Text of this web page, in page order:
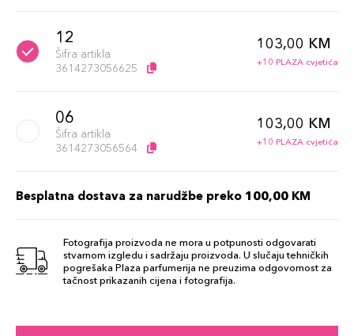
12
Šifra artikla
3614273056625
103,00 KM
+10 PLAZA cvjetića
06
Šifra artikla
3614273056564
103,00 KM
+10 PLAZA cvjetića
Besplatna dostava za narudžbe preko 100,00 KM
Fotografija proizvoda ne mora u potpunosti odgovarati
stvarnom izgledu i sadržaju proizvoda. U slučaju tehničkih
pogrešaka Plaza parfumerija ne preuzima odgovornost za
tačnost prikazanih cijena i fotografija.